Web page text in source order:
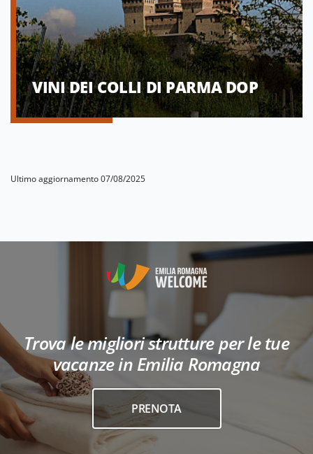
VINI DEI COLLI DI PARMA DOP
Ultimo aggiornamento 07/08/2025
Trova le migliori strutture per le tue
vacanze in Emilia Romagna
PRENOTA